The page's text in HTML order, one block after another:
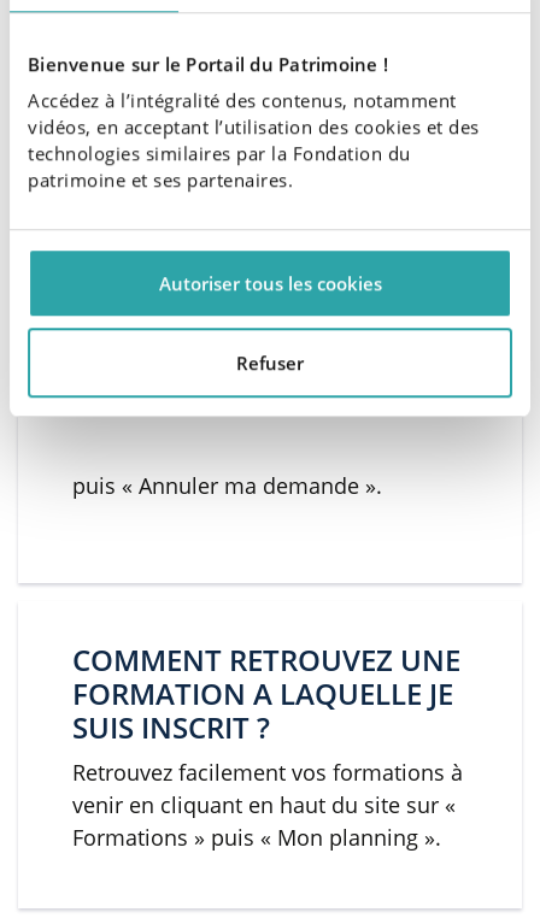
Bienvenue sur le Portail du Patrimoine !
Accédez à l’intégralité des contenus, notamment
vidéos, en acceptant l’utilisation des cookies et des
technologies similaires par la Fondation du
patrimoine et ses partenaires.
Autoriser tous les cookies
Refuser
Vous recevoir ensuite un mail de
confirmation. Le jour J, rejoignez la
visioconférence en cliquant sur la
Rejoindre ».
• SE DESINSCRIRE
Retournez sur la session de formation
à laquelle vous vous êtes inscrit.
Cliquez sur « En voir plus »,
puis « Annuler ma demande ».
COMMENT RETROUVEZ UNE
FORMATION A LAQUELLE JE
SUIS INSCRIT ?
Retrouvez facilement vos formations à
venir en cliquant en haut du site sur «
Formations » puis « Mon planning ».